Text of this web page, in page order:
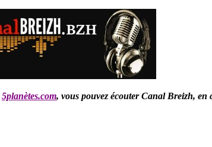
5planètes.com, vous pouvez écouter Canal Breizh, en